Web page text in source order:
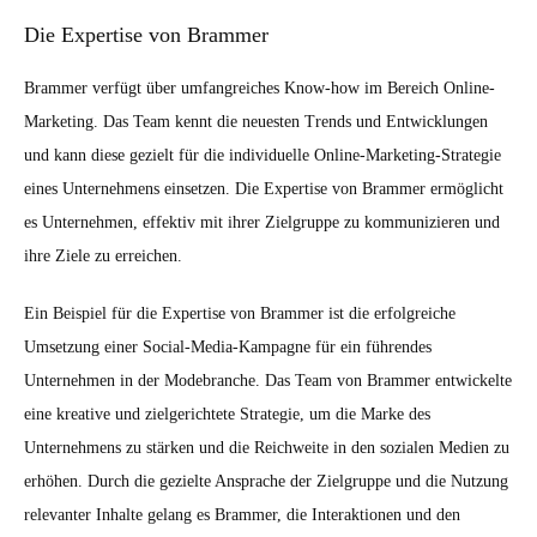
Die Expertise von Brammer
Brammer verfügt über umfangreiches Know-how im Bereich Online-
Marketing. Das Team kennt die neuesten Trends und Entwicklungen
und kann diese gezielt für die individuelle Online-Marketing-Strategie
eines Unternehmens einsetzen. Die Expertise von Brammer ermöglicht
es Unternehmen, effektiv mit ihrer Zielgruppe zu kommunizieren und
ihre Ziele zu erreichen.
Ein Beispiel für die Expertise von Brammer ist die erfolgreiche
Umsetzung einer Social-Media-Kampagne für ein führendes
Unternehmen in der Modebranche. Das Team von Brammer entwickelte
eine kreative und zielgerichtete Strategie, um die Marke des
Unternehmens zu stärken und die Reichweite in den sozialen Medien zu
erhöhen. Durch die gezielte Ansprache der Zielgruppe und die Nutzung
relevanter Inhalte gelang es Brammer, die Interaktionen und den